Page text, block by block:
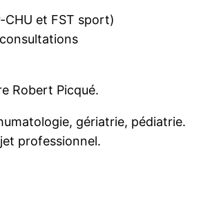
et FST sport)
Robert Picqué.
gériatrie, pédiatrie.
professionnel.